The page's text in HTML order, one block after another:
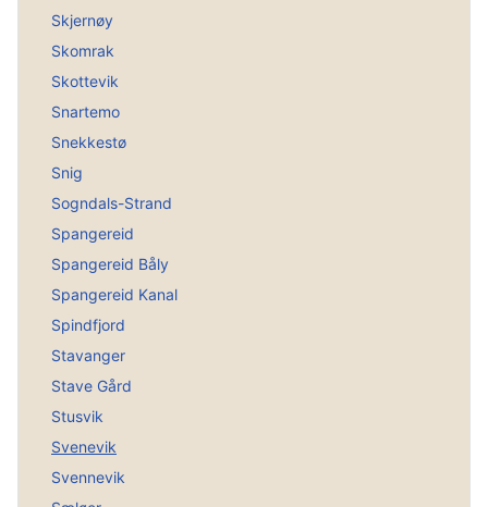
Skjernøy
Skomrak
Skottevik
Snartemo
Snekkestø
Snig
Sogndals-Strand
Spangereid
Spangereid Båly
Spangereid Kanal
Spindfjord
Stavanger
Stave Gård
Stusvik
Svenevik
Svennevik